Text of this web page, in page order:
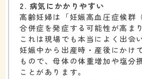
2. 病気にかかりやすい
高齢妊婦は「妊娠高血圧症候群
合併症を発症する可能性が高ま
これは現場でも本当によく出会
妊娠中から出産時・産後にかけ
もので、母体の体重増加や塩分
ことがあります。